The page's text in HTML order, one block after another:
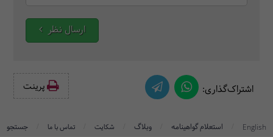
ارسال نظر
اشتراک‌گذاری: پرینت‌
English استعلام گواهینامه وبلاگ شکایت تماس با ما جستجو